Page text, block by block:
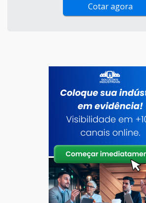
Cotar agora